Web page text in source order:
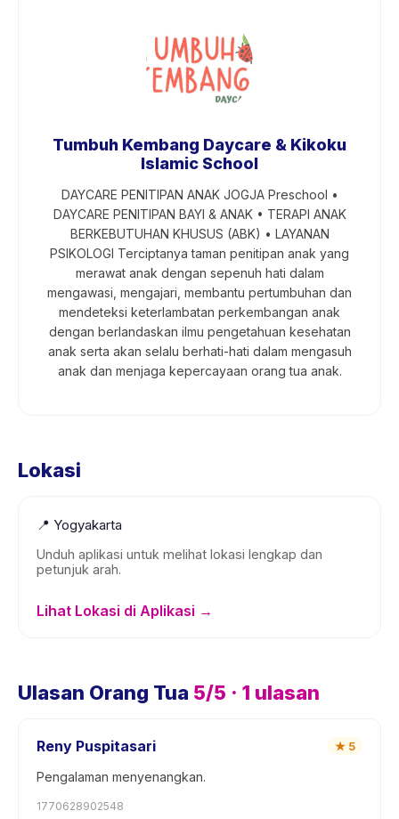
Tumbuh Kembang Daycare & Kikoku
Islamic School
DAYCARE PENITIPAN ANAK JOGJA Preschool •
DAYCARE PENITIPAN BAYI & ANAK • TERAPI ANAK
BERKEBUTUHAN KHUSUS (ABK) • LAYANAN
PSIKOLOGI Terciptanya taman penitipan anak yang
merawat anak dengan sepenuh hati dalam
mengawasi, mengajari, membantu pertumbuhan dan
mendeteksi keterlambatan perkembangan anak
dengan berlandaskan ilmu pengetahuan kesehatan
anak serta akan selalu berhati-hati dalam mengasuh
anak dan menjaga kepercayaan orang tua anak.
Lokasi
📍 Yogyakarta
Unduh aplikasi untuk melihat lokasi lengkap dan
petunjuk arah.
Lihat Lokasi di Aplikasi →
Ulasan Orang Tua 5/5 · 1 ulasan
Reny Puspitasari ★ 5
Pengalaman menyenangkan.
1770628902548